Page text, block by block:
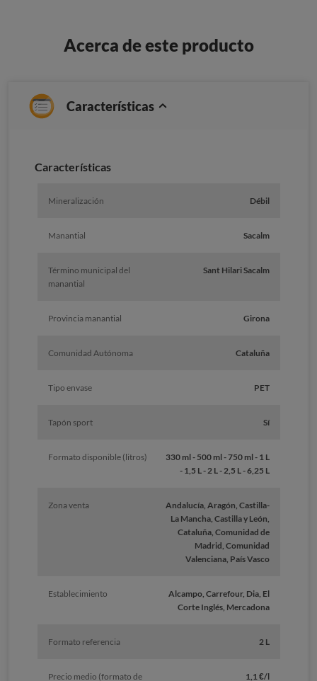
Acerca de este producto
Características
Caracterí­sticas
Mineralización Débil
Manantial Sacalm
Término municipal del
manantial
Sant Hilari Sacalm
Provincia manantial Girona
Comunidad Autónoma Cataluña
Tipo envase PET
Tapón sport Sí
Formato disponible (litros)
330 ml - 500 ml - 750 ml - 1 L
- 1,5 L - 2 L - 2,5 L - 6,25 L
Zona venta
Andalucía, Aragón, Castilla-
La Mancha, Castilla y León,
Cataluña, Comunidad de
Madrid, Comunidad
Valenciana, País Vasco
Establecimiento
Alcampo, Carrefour, Dia, El
Corte Inglés, Mercadona
Formato referencia 2 L
Precio medio (formato de 1,1 €/l